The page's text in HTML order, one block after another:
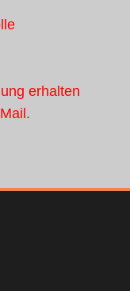
erhalten